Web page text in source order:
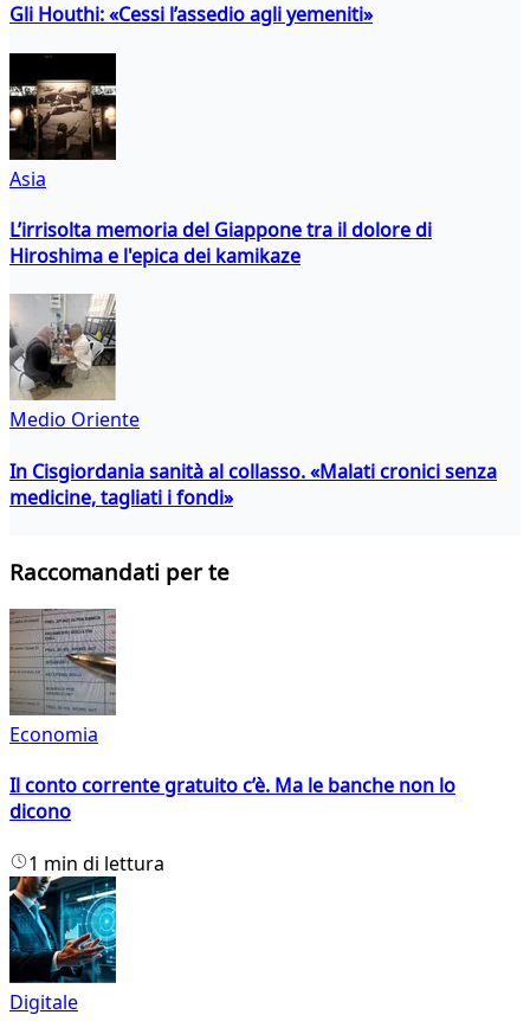
Gli Houthi: «Cessi l’assedio agli yemeniti»
Asia
L’irrisolta memoria del Giappone tra il dolore di
Hiroshima e l'epica dei kamikaze
Medio Oriente
In Cisgiordania sanità al collasso. «Malati cronici senza
medicine, tagliati i fondi»
Raccomandati per te
Economia
Il conto corrente gratuito c’è. Ma le banche non lo
dicono
1 min di lettura
Digitale